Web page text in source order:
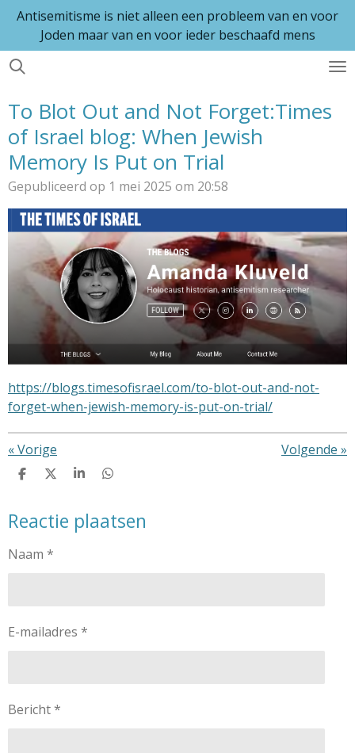
Ga
naar
de
Antisemitisme is niet alleen een probleem van en voor
Joden maar van en voor ieder beschaafd mens
To Blot Out and Not Forget:Times
of Israel blog: When Jewish
Memory Is Put on Trial
Gepubliceerd op 1 mei 2025 om 20:58
https://blogs.timesofisrael.com/to-blot-out-and-not-
forget-when-jewish-memory-is-put-on-trial/
«Vorige Volgende »
D
e
n
D
l
S
r
e
D
e
n
Reactie plaatsen
Naam *
E-mailadres *
Bericht *